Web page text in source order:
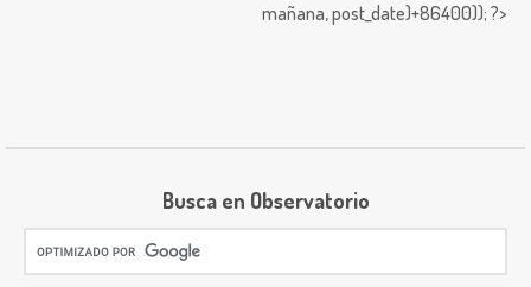
mañana,post_date)+86400)); ?>
Busca en Observatorio